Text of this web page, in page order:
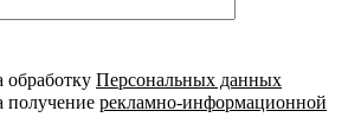
обработку Персональных данных
получение рекламно-информационной